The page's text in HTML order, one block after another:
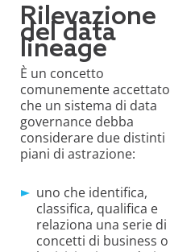
Rilevazione
del data
lineage
È un concetto
comunemente accettato
che un sistema di data
governance debba
considerare due distinti
piani di astrazione:
uno che identifica,
classifica, qualifica e
relaziona una serie di
concetti di business o